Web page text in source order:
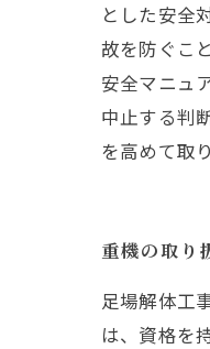
とした安全
故を防ぐこ
安全マニュ
中止する判
を高めて取
重機の取り
足場解体工
は、資格を